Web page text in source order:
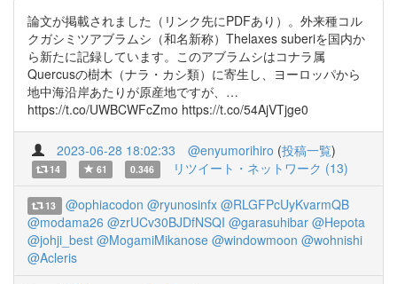
論文が掲載されました（リンク先にPDFあり）。外来種コル
クガシミツアブラムシ（和名新称）Thelaxes suberiを国内か
ら新たに記録しています。このアブラムシはコナラ属
Quercusの樹木（ナラ・カシ類）に寄生し、ヨーロッパから
地中海沿岸あたりが原産地ですが、…
https://t.co/UWBCWFcZmo https://t.co/54AjVTjge0
2023-06-28 18:02:33 @enyumorihiro (投稿一覧)
14 61 0.346 リツイート・ネットワーク (13)
13 @ophiacodon @ryunosinfx @RLGFPcUyKvarmQB
@modama26 @zrUCv30BJDfNSQI @garasuhibar @Hepota
@johji_best @MogamiMikanose @windowmoon @wohnishi
@Acleris